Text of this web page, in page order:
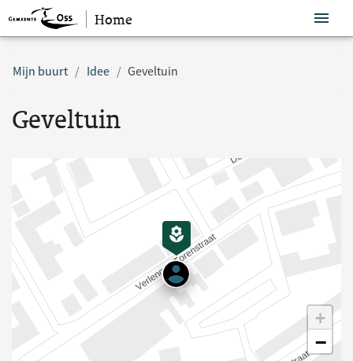
Sla navigatie over
Home
Mijn buurt Idee Geveltuin
Geveltuin
+
−